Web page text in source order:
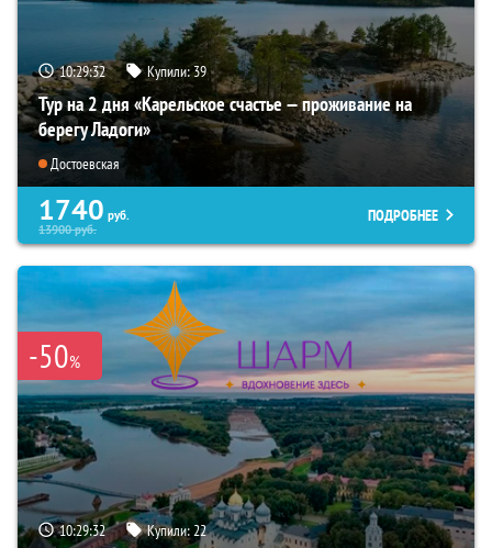
10:29:31 Купили:39
Тур на 2 дня «Карельское счастье — проживание на
берегу Ладоги»
Достоевская
1740 руб.
13900руб.
ПОДРОБНЕЕ
-50%
10:29:31 Купили:22